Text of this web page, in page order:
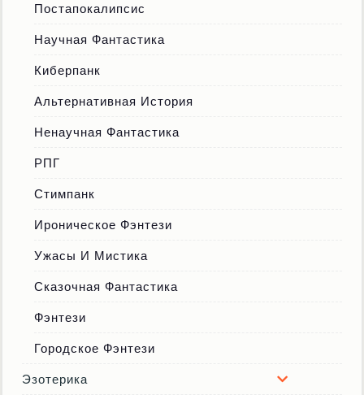
Постапокалипсис
Научная Фантастика
Киберпанк
Альтернативная История
Ненаучная Фантастика
РПГ
Стимпанк
Ироническое Фэнтези
Ужасы И Мистика
Сказочная Фантастика
Фэнтези
Городское Фэнтези
Эзотерика